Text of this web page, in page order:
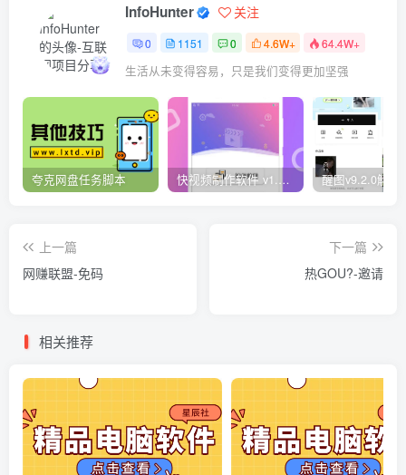
InfoHunter 关注
0 1151 0 4.6W+ 64.4W+
生活从未变得容易，只是我们变得更加坚强
夸克网盘任务脚本 快视频制作软件 v1.1.1安卓版
上一篇
网赚联盟-免码
下一篇
热GOU?-邀请
相关推荐